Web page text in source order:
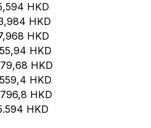
HKD
HKD
HKD
HKD
HKD
HKD
HKD
HKD